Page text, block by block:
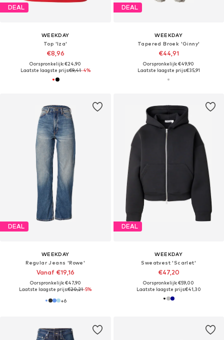
DEAL
WEEKDAY
Top 'Iza'
€8,96
Oorspronkelijk: €24,90
Laatste laagste prijs:€9,41-4%
DEAL
WEEKDAY
Tapered Broek 'Ginny'
€44,91
Oorspronkelijk: €49,90
Laatste laagste prijs:€35,91
DEAL
WEEKDAY
Regular Jeans 'Rowe'
Vanaf €19,16
Oorspronkelijk: €47,90
Laatste laagste prijs:€20,21-5%
+6
DEAL
WEEKDAY
Sweatvest 'Scarlet'
€47,20
Oorspronkelijk: €59,00
Laatste laagste prijs:€41,30